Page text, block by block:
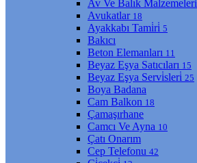
Av Ve Balık Malzemeleri̇
Avukatlar 18
Ayakkabı Tami̇ri̇ 5
Bakıcı
Beton Elemanları 11
Beyaz Eşya Satıcıları 15
Beyaz Eşya Servi̇sleri̇ 25
Boya Badana
Cam Balkon 18
Çamaşırhane
Camcı Ve Ayna 10
Çatı Onarım
Cep Telefonu 42